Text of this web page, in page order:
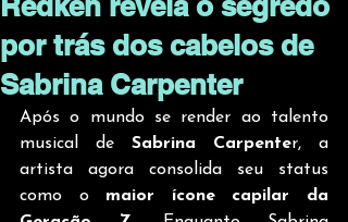
por trás dos cabelos de
Sabrina Carpenter
Após o mundo se render ao talento
musical de Sabrina Carpenter, a
artista agora consolida seu status
como o maior ícone capilar da